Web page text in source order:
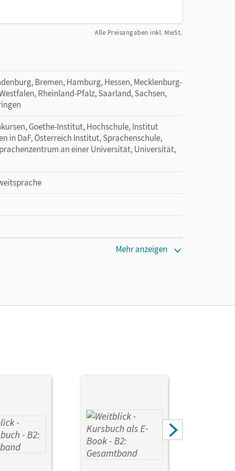
bei
Alle Preisangaben inkl. MwSt.
Bremen, Hamburg, Hessen, Mecklenburg-
Rheinland-Pfalz, Saarland, Sachsen,
Goethe-Institut, Hochschule, Institut
in DaF, Österreich Institut, Sprachenschule,
an einer Universität, Universität,
Mehr anzeigen